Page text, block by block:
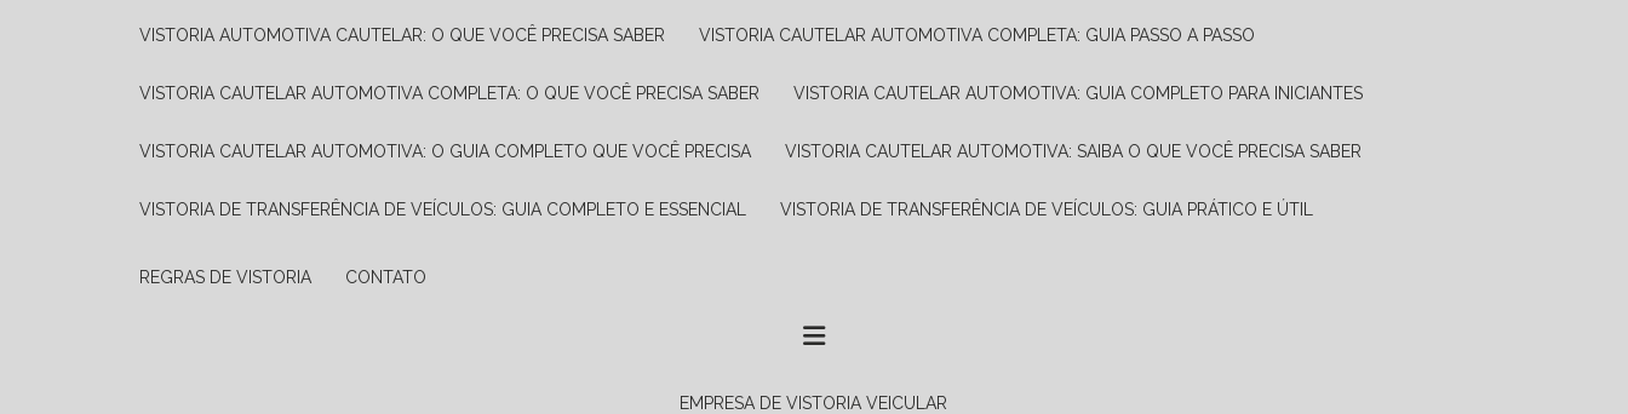
VISTORIA AUTOMOTIVA CAUTELAR: O QUE VOCÊ PRECISA SABER VISTORIA CAUTELAR AUTOMOTIVA COMPLETA: GUIA PASSO A PASSO
VISTORIA CAUTELAR AUTOMOTIVA COMPLETA: O QUE VOCÊ PRECISA SABER VISTORIA CAUTELAR AUTOMOTIVA: GUIA COMPLETO PARA INICIANTES
VISTORIA CAUTELAR AUTOMOTIVA: O GUIA COMPLETO QUE VOCÊ PRECISA VISTORIA CAUTELAR AUTOMOTIVA: SAIBA O QUE VOCÊ PRECISA SABER
VISTORIA DE TRANSFERÊNCIA DE VEÍCULOS: GUIA COMPLETO E ESSENCIAL VISTORIA DE TRANSFERÊNCIA DE VEÍCULOS: GUIA PRÁTICO E ÚTIL
REGRAS DE VISTORIA CONTATO
EMPRESA DE VISTORIA VEICULAR